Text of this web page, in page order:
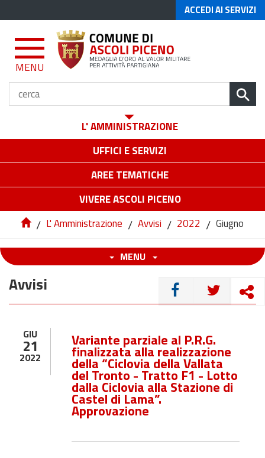
ACCEDI AI SERVIZI
MENU
L' AMMINISTRAZIONE
UFFICI E SERVIZI
AREE TEMATICHE
VIVERE ASCOLI PICENO
/ L' Amministrazione / Avvisi / 2022 / Giugno
MENU
CONDIVIDI
Avvisi
GIU
21
2022
Variante parziale al P.R.G.
finalizzata alla realizzazione
della “Ciclovia della Vallata
del Tronto - Tratto F1 - Lotto
dalla Ciclovia alla Stazione di
Castel di Lama”.
Approvazione